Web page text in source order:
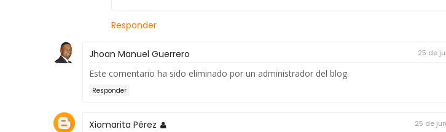
Responder
Jhoan Manuel Guerrero 25 de
Este comentario ha sido eliminado por un administrador del blog.
Responder
Xiomarita Pérez 25 de